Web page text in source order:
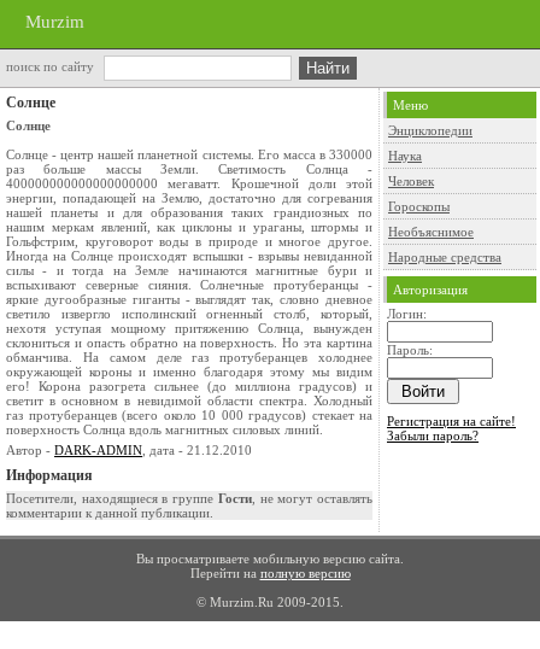
Murzim
поиск по сайту
Солнце
Солнце
Солнце - центр нашей планетной системы. Его масса в 330000
раз больше массы Земли. Светимость Солнца -
400000000000000000000 мегаватт. Крошечной доли этой
энергии, попадающей на Землю, достаточно для согревания
нашей планеты и для образования таких грандиозных по
нашим меркам явлений, как циклоны и ураганы, штормы и
Гольфстрим, круговорот воды в природе и многое другое.
Иногда на Солнце происходят вспышки - взрывы невиданной
силы - и тогда на Земле начинаются магнитные бури и
вспыхивают северные сияния. Солнечные протуберанцы -
яркие дугообразные гиганты - выглядят так, словно дневное
светило извергло исполинский огненный столб, который,
нехотя уступая мощному притяжению Солнца, вынужден
склониться и опасть обратно на поверхность. Но эта картина
обманчива. На самом деле газ протуберанцев холоднее
окружающей короны и именно благодаря этому мы видим
его! Корона разогрета сильнее (до миллиона градусов) и
светит в основном в невидимой области спектра. Холодный
газ протуберанцев (всего около 10 000 градусов) стекает на
поверхность Солнца вдоль магнитных силовых линий.
Автор - DARK-ADMIN , дата - 21.12.2010
Информация
Посетители, находящиеся в группе Гости, не могут оставлять
комментарии к данной публикации.
Меню
Энциклопедии
Наука
Человек
Гороскопы
Необъяснимое
Народные средства
Авторизация
Логин:
Пароль:
Регистрация на сайте!
Забыли пароль?
Вы просматриваете мобильную версию сайта.
Перейти на полную версию
© Murzim.Ru 2009-2015.